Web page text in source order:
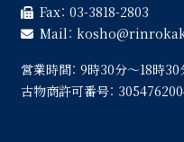
Fax： 03-3818-2803
Mail： kosho
営業時間： 9時30分〜18時30
古物商許可番号：